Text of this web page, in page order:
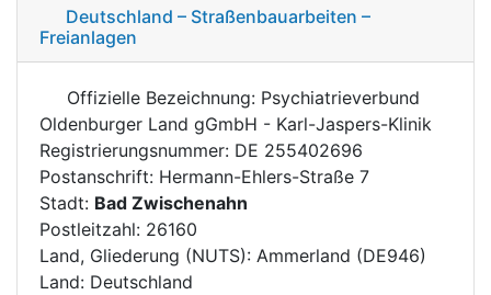
Deutschland – Straßenbauarbeiten –
Freianlagen
Offizielle Bezeichnung: Psychiatrieverbund
Oldenburger Land gGmbH - Karl-Jaspers-Klinik
Registrierungsnummer: DE 255402696
Postanschrift: Hermann-Ehlers-Straße 7
Stadt: Bad Zwischenahn
Postleitzahl: 26160
Land, Gliederung (NUTS): Ammerland (DE946)
Land: Deutschland